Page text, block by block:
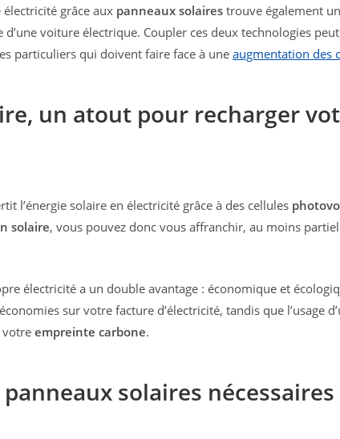
publication :
la
publication :
grâce aux panneaux solaires trouve également
voiture électrique. Coupler ces deux technologies
particuliers qui doivent faire face à une augmentation des
un atout pour recharger
l’énergie solaire en électricité grâce à des cellules
solaire, vous pouvez donc vous affranchir, au moins
électricité a un double avantage : économique et
sur votre facture d’électricité, tandis que l’usage
votreempreinte carbone.
solaires